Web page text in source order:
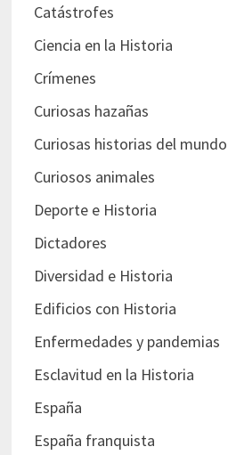
Catástrofes
Ciencia en la Historia
Crímenes
Curiosas hazañas
Curiosas historias del mundo
Curiosos animales
Deporte e Historia
Dictadores
Diversidad e Historia
Edificios con Historia
Enfermedades y pandemias
Esclavitud en la Historia
España
España franquista